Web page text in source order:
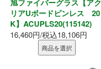
旭ファイバーグラス【アク
リアUボードピンレス 20
K】ACUPLS20(115142)
16,460円/税込18,106円
商品を選択